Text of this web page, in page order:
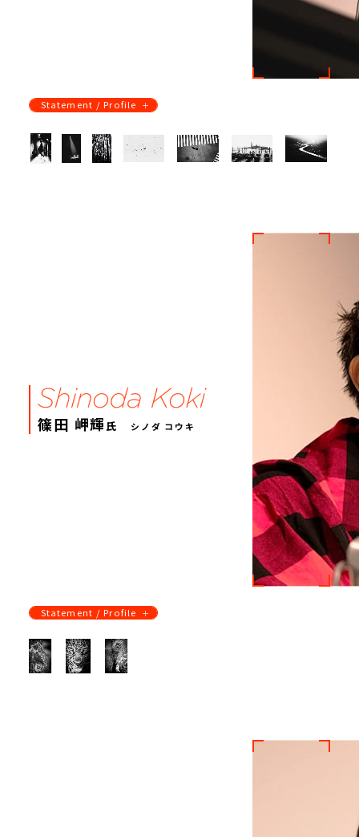
Statement / Profile
篠田 岬輝 氏 シノダ コウキ
Statement / Profile